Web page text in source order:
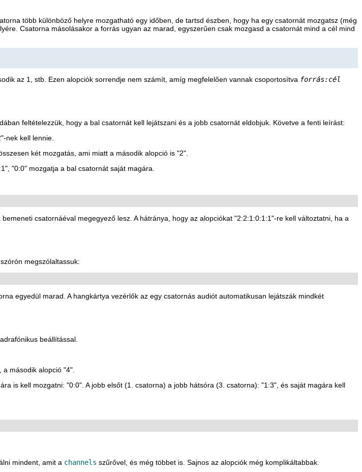
több különböző helyre mozgatható egy időben, de tartsd észben, hogy ha egy csatornát mozgatsz (még
Csatorna másolásakor a forrás ugyan az marad, egyszerűen csak mozgasd a csatornát mind a cél mind
az 1, stb. Ezen alopciók sorrendje nem számít, amíg megfelelően vannak csoportosítva forrás:cél
feltételezzük, hogy a bal csatornát kell lejátszani és a jobb csatornát eldobjuk. Követve a fenti leírást:
nek kell lennie.
két mozgatás, ami miatt a második alopció is "2".
"0:0" mozgatja a bal csatornát saját magára.
csatornáéval megegyező lesz. A hátránya, hogy az alopciókat "2:2:1:0:1:1"-re kell változtatni, ha a
megszólaltassuk:
egyedül marad. A hangkártya vezérlők az egy csatornás audiót automatikusan lejátszák mindkét
beállítással.
a második alopció "4".
is kell mozgatni: "0:0". A jobb elsőt (1. csatorna) a jobb hátsóra (3. csatorna): "1:3", és saját magára kell
mindent, amit a channels szűrővel, és még többet is. Sajnos az alopciók még komplikáltabbak.